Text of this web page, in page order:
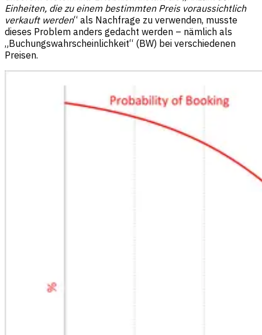
Einheiten, die zu einem bestimmten Preis voraussichtlich
verkauft werden“ als Nachfrage zu verwenden, musste
dieses Problem anders gedacht werden – nämlich als
„Buchungswahrscheinlichkeit“ (BW) bei verschiedenen
Preisen.